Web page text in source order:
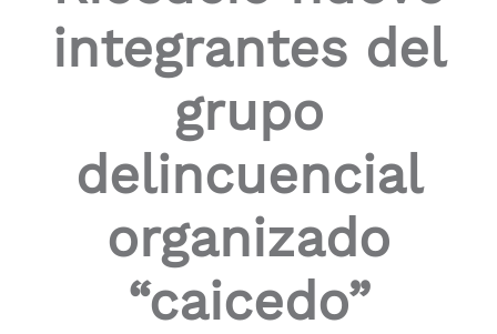
integrantes del
grupo
delincuencial
organizado
“caicedo”